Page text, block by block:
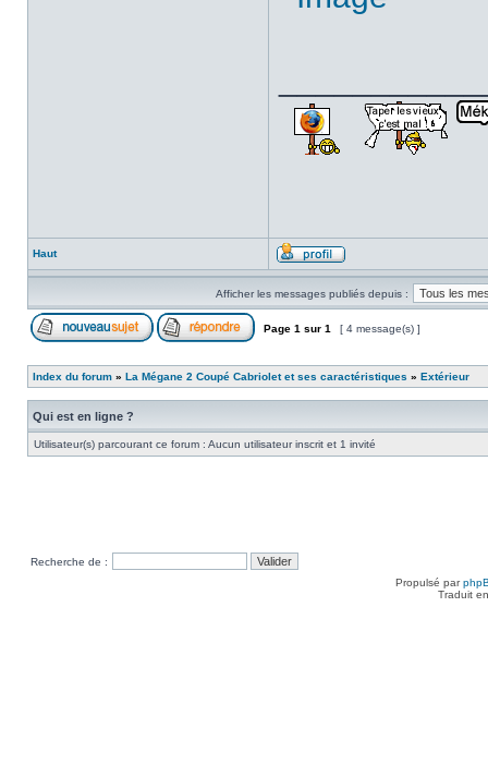
Haut
Afficher les messages publiés depuis :
Page 1 sur 1 [ 4 message(s) ]
Index du forum » La Mégane 2 Coupé Cabriolet et ses caractéristiques » Extérieur
Qui est en ligne ?
Utilisateur(s) parcourant ce forum : Aucun utilisateur inscrit et 1 invité
Recherche de :
Propulsé par
Traduit